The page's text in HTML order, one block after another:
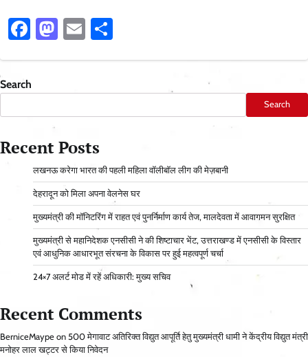
Facebook
Mastodon
Email
Search
Search
Recent Posts
लखनऊ करेगा भारत की पहली महिला वॉलीबॉल लीग की मेज़बानी
देहरादून को मिला अपना वेलनेस घर
मुख्यमंत्री की मॉनिटरिंग में राहत एवं पुनर्निर्माण कार्य तेज, मालदेवता में आवागमन सुरक्षित
मुख्यमंत्री से महानिदेशक एनसीसी ने की शिष्टाचार भेंट, उत्तराखण्ड में एनसीसी के विस्तार
एवं आधुनिक आधारभूत संरचना के विकास पर हुई महत्वपूर्ण चर्चा
24×7 अलर्ट मोड में रहें अधिकारी: मुख्य सचिव
Recent Comments
BerniceMaype on 500 मेगावाट अतिरिक्त विद्युत आपूर्ति हेतु मुख्यमंत्री धामी ने केंद्रीय विद्युत मंत्री
मनोहर लाल खट्टर से किया निवेदन